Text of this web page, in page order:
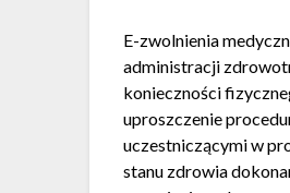
E-zwolnienia
administracji
konieczności
uproszczenie
uczestniczącymi w
stanu zdrowia